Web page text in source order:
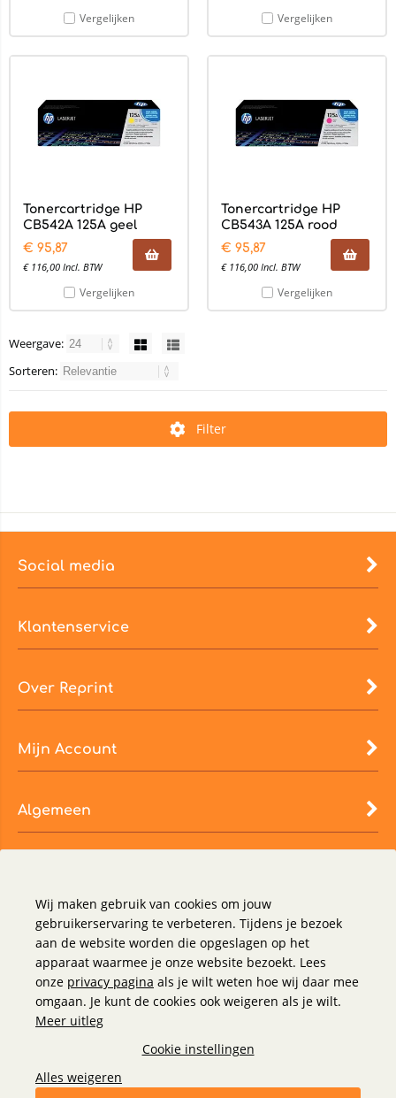
Vergelijken Vergelijken
Tonercartridge HP
CB542A 125A geel
€ 95,87
€ 116,00 Incl. BTW
Vergelijken
Tonercartridge HP
CB543A 125A rood
€ 95,87
€ 116,00 Incl. BTW
Vergelijken
Weergave:
Sorteren:
Filter
Social media
Klantenservice
Over Reprint
Mijn Account
Algemeen
Wij maken gebruik van cookies om jouw
gebruikerservaring te verbeteren. Tijdens je bezoek
aan de website worden die opgeslagen op het
apparaat waarmee je onze website bezoekt. Lees
onze privacy pagina als je wilt weten hoe wij daar mee
omgaan. Je kunt de cookies ook weigeren als je wilt.
Meer uitleg
Cookie instellingen
Alles weigeren